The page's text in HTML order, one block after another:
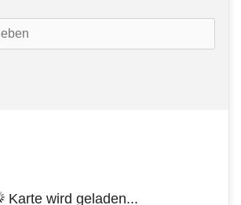
Karte wird geladen...